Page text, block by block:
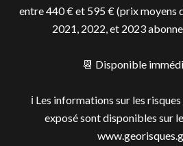
entre 440 € et 595 € (prix moyens
2021, 2022, et 2023
📆 Disponible
ℹ️ Les informations sur les
exposé sont disponibles sur